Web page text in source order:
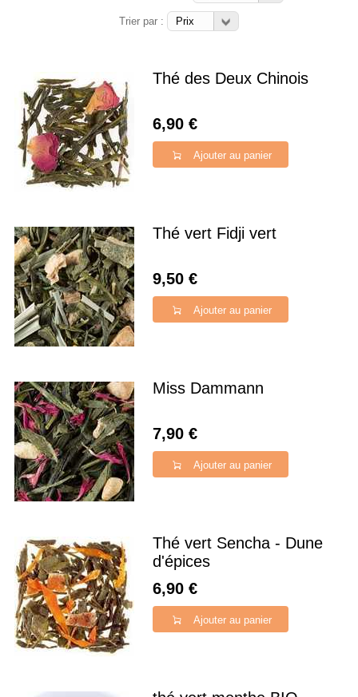
Trier par :
Thé des Deux Chinois
6,90 €
Ajouter au panier
Thé vert Fidji vert
9,50 €
Ajouter au panier
Miss Dammann
7,90 €
Ajouter au panier
Thé vert Sencha - Dune
d'épices
6,90 €
Ajouter au panier